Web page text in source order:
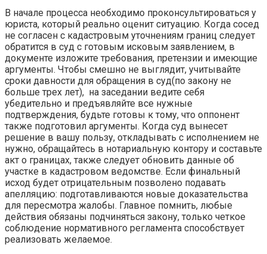
В начале процесса необходимо проконсультироваться у
юриста, который реально оценит ситуацию. Когда сосед
не согласен с кадастровым уточнениям границ следует
обратится в суд с готовым исковым заявлением, в
документе изложите требования, претензии и имеющие
аргументы. Чтобы смешно не выглядит, учитывайте
сроки давности для обращения в суд(по закону не
больше трех лет), на заседании ведите себя
убедительно и предъявляйте все нужные
подтверждения, будьте готовы к тому, что оппонент
также подготовил аргументы. Когда суд вынесет
решение в вашу пользу, откладывать с исполнением не
нужно, обращайтесь в нотариальную контору и составьте
акт о границах, также следует обновить данные об
участке в кадастровом ведомстве. Если финальный
исход будет отрицательным позволено подавать
апелляцию: подготавливаются новые доказательства
для пересмотра жалобы. Главное помнить, любые
действия обязаны подчиняться закону, только четкое
соблюдение нормативного регламента способствует
реализовать желаемое.